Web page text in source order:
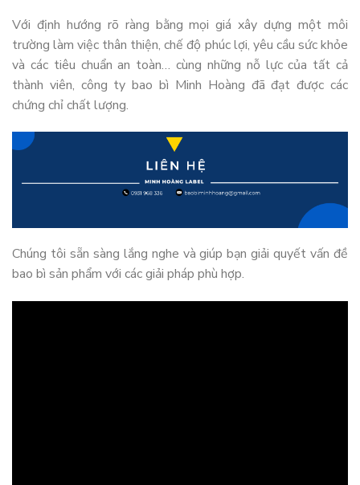
Với định hướng rõ ràng bằng mọi giá xây dựng một môi
trường làm việc thân thiện, chế độ phúc lợi, yêu cầu sức khỏe
và các tiêu chuẩn an toàn… cùng những nỗ lực của tất cả
thành viên, công ty bao bì Minh Hoàng đã đạt được các
chứng chỉ chất lượng.
Chúng tôi sẵn sàng lắng nghe và giúp bạn giải quyết vấn đề
bao bì sản phẩm với các giải pháp phù hợp.